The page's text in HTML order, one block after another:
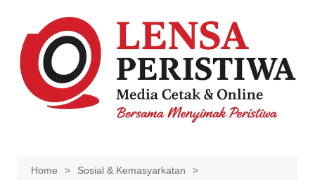
content
Home
Sosial & Kemasyarkatan